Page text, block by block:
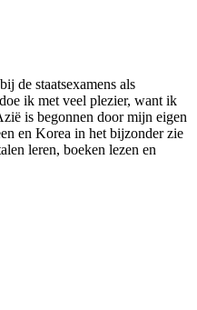
de staatsexamens als
ik met veel plezier, want ik
is begonnen door mijn eigen
en Korea in het bijzonder zie
leren, boeken lezen en